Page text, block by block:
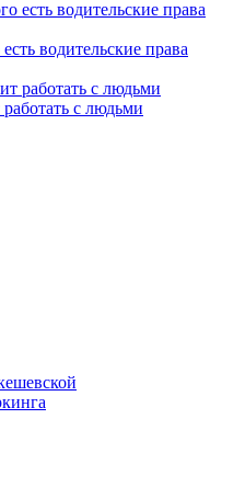
водительские права
с людьми